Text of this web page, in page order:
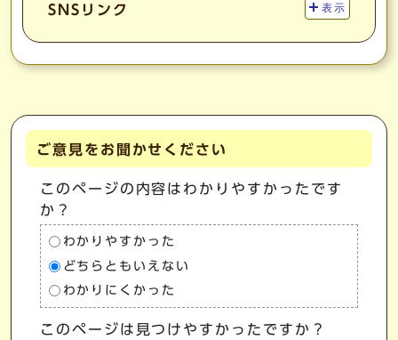
SNSリンク 表示
ご意見をお聞かせください
このページの内容はわかりやすかったです
か？
わかりやすかった
どちらともいえない
わかりにくかった
このページは見つけやすかったですか？